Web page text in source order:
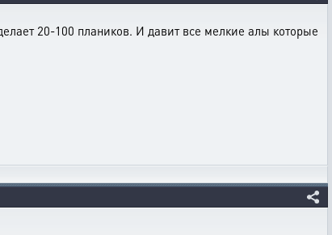
20-100 плаников. И давит все мелкие алы которые